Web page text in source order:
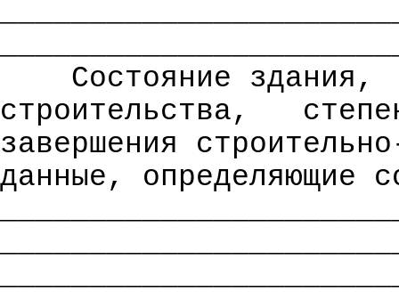
Состояние здания,
строительства,
завершения
данные, определяющие